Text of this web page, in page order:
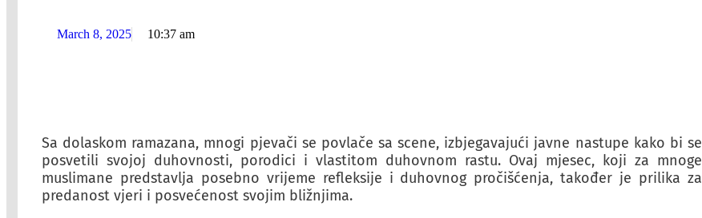
March 8, 2025 10:37 am
Sa dolaskom ramazana, mnogi pjevači se povlače sa scene, izbjegavajući javne nastupe kako bi se
posvetili svojoj duhovnosti, porodici i vlastitom duhovnom rastu. Ovaj mjesec, koji za mnoge
muslimane predstavlja posebno vrijeme refleksije i duhovnog pročišćenja, također je prilika za
predanost vjeri i posvećenost svojim bližnjima.